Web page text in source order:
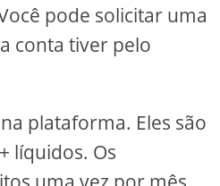
pode solicitar uma
conta tiver pelo
plataforma. Eles são
líquidos. Os